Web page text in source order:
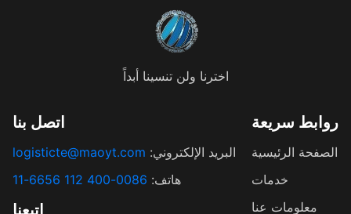
اخترنا ولن تنسينا أبداً
سريعة
الرئيسية
خدمات
معلومات عنا
اتصل بنا
البريد الإلكتروني:logisticte@maoyt.com
هاتف:0086-400 112 6656-11
اتبعنا